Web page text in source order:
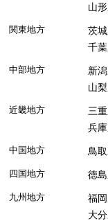
山
関東地方 茨
千
中部地方 新
山
近畿地方 三
兵
中国地方 鳥
四国地方 徳
九州地方 福
大